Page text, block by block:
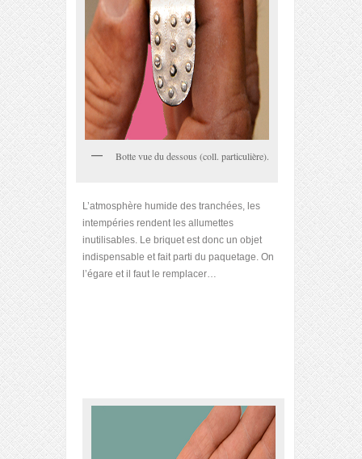
Botte vue du dessous (coll. particulière).
L’atmosphère humide des tranchées, les
intempéries rendent les allumettes
inutilisables. Le briquet est donc un objet
indispensable et fait parti du paquetage. On
l’égare et il faut le remplacer…